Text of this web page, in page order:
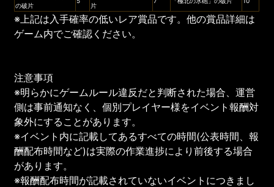
の破片
片
※上記は入手確率の低いレア賞品です。他の賞品詳細は
ゲーム内でご確認ください。
注意事項
※明らかにゲームルール違反だと判断された場合、運営
側は事前通知なく、個別プレイヤー様をイベント報酬対
象外にすることがあります。
※イベント内に記載してあるすべての時間(公表時間、報
酬配布時間など)は実際の作業進捗により前後する場合
があります。
※報酬配布時間が記載されていないイベントにつきまし